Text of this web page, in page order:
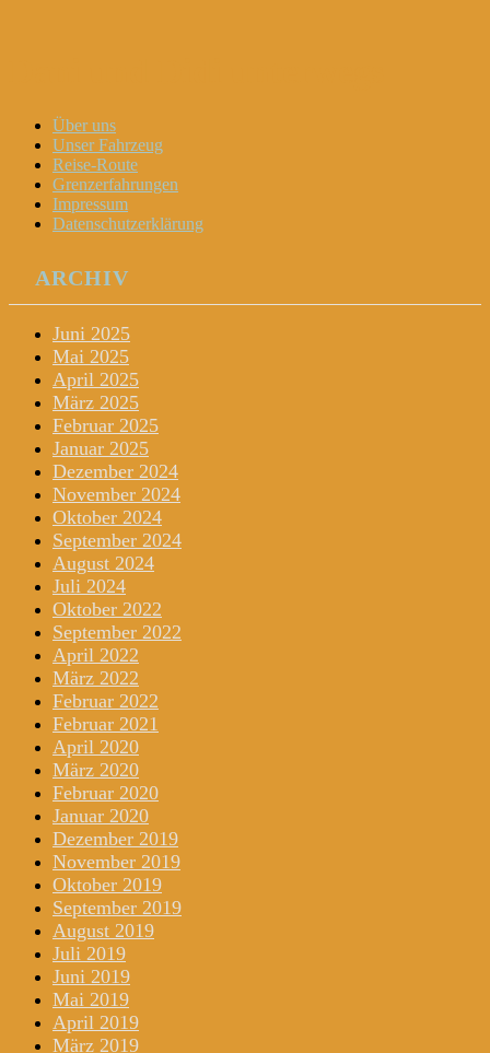
Menu
Widgets
Search
Skip
content
Über uns
Unser Fahrzeug
Reise-Route
Grenzerfahrungen
Impressum
Datenschutzerklärung
ARCHIV
Juni 2025
Mai 2025
April 2025
März 2025
Februar 2025
Januar 2025
Dezember 2024
November 2024
Oktober 2024
September 2024
August 2024
Juli 2024
Oktober 2022
September 2022
April 2022
März 2022
Februar 2022
Februar 2021
April 2020
März 2020
Februar 2020
Januar 2020
Dezember 2019
November 2019
Oktober 2019
September 2019
August 2019
Juli 2019
Juni 2019
Mai 2019
April 2019
März 2019